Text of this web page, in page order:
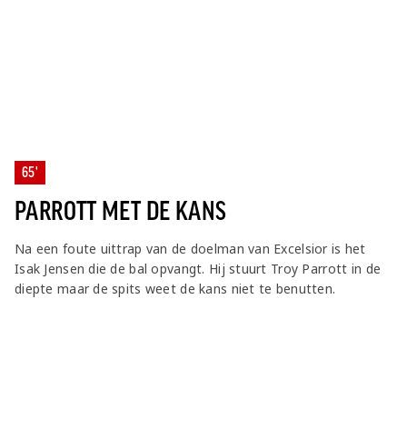
65'
PARROTT MET DE KANS
Na een foute uittrap van de doelman van Excelsior is het
Isak Jensen die de bal opvangt. Hij stuurt Troy Parrott in de
diepte maar de spits weet de kans niet te benutten.